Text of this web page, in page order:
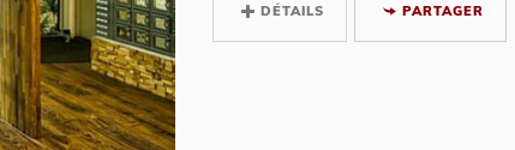
DÉTAILS PARTAGER